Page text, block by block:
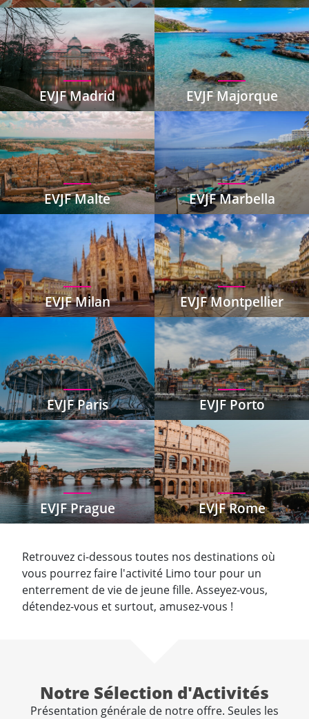
EVJF Madrid EVJF Majorque
EVJF Malte EVJF Marbella
EVJF Milan EVJF Montpellier
EVJF Paris EVJF Porto
EVJF Prague EVJF Rome
Retrouvez ci-dessous toutes nos destinations où
vous pourrez faire l'activité Limo tour pour un
enterrement de vie de jeune fille. Asseyez-vous,
détendez-vous et surtout, amusez-vous !
Notre Sélection d'Activités
Présentation générale de notre offre. Seules les